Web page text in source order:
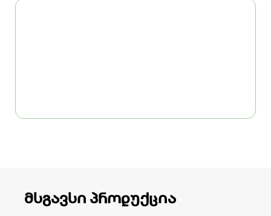
მსგავსი პროდუქცია